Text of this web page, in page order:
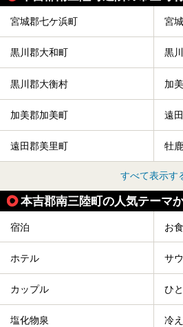
と「ル ショコラ ドゥ アッ
琲」と話題のお店が勢ぞろ
この「アクアイグニス仙台
宮城郡七ケ浜町 宮
黒川郡大和町 黒
黒川郡大衡村 加
加美郡加美町 遠
遠田郡美里町 牡
すべて表示す
本吉郡南三陸町の人気テーマ
宿泊 お
ホテル サ
カップル ひ
塩化物泉 冷